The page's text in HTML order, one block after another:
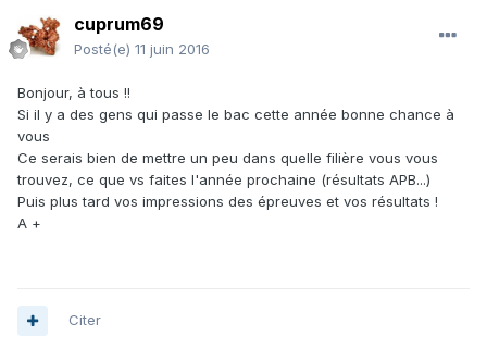
cuprum69
Posté(e) 11 juin 2016
Bonjour, à tous !!
Si il y a des gens qui passe le bac cette année bonne chance à
vous
Ce serais bien de mettre un peu dans quelle filière vous vous
trouvez, ce que vs faites l'année prochaine (résultats APB...)
Puis plus tard vos impressions des épreuves et vos résultats !
A +
Citer